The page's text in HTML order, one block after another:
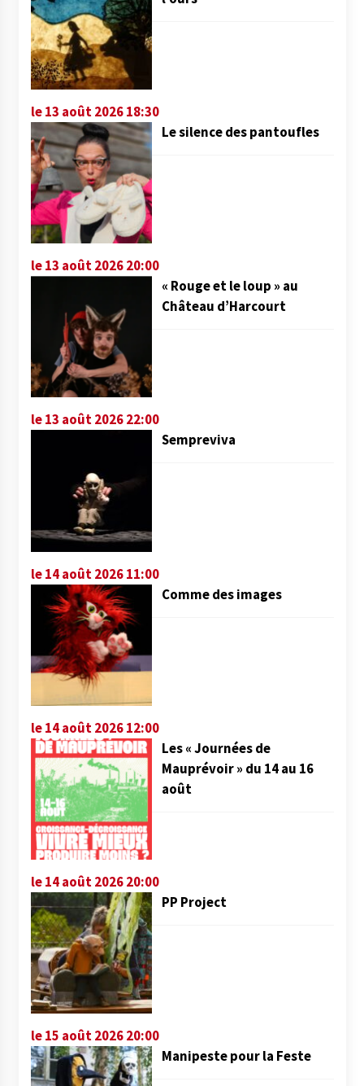
le 13 août 2026 18:30
Le silence des pantoufles
le 13 août 2026 20:00
« Rouge et le loup » au
Château d’Harcourt
le 13 août 2026 22:00
Sempreviva
le 14 août 2026 11:00
Comme des images
le 14 août 2026 12:00
Les « Journées de
Mauprévoir » du 14 au 16
août
le 14 août 2026 20:00
PP Project
le 15 août 2026 20:00
Manipeste pour la Feste